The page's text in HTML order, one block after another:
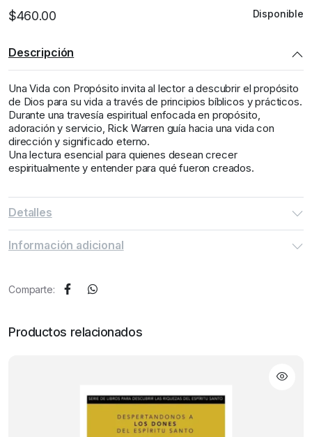
$460.00 Disponible
Descripción
Una Vida con Propósito invita al lector a descubrir el propósito
de Dios para su vida a través de principios bíblicos y prácticos.
Durante una travesía espiritual enfocada en propósito,
adoración y servicio, Rick Warren guía hacia una vida con
dirección y significado eterno.
Una lectura esencial para quienes desean crecer
espiritualmente y entender para qué fueron creados.
Detalles
Información adicional
Comparte:
Productos relacionados